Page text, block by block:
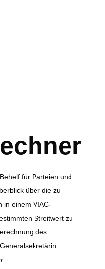
für Parteien und
über die zu
in einem VIAC-
Streitwert zu
des